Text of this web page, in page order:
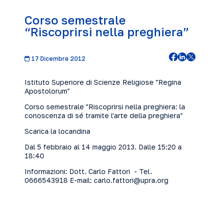
Corso semestrale
“Riscoprirsi nella preghiera”
17 Dicembre 2012
Istituto Superiore di Scienze Religiose "Regina
Apostolorum"
Corso semestrale "Riscoprirsi nella preghiera: la
conoscenza di sé tramite l'arte della preghiera"
Scarica la locandina
Dal 5 febbraio al 14 maggio 2013. Dalle 15:20 a
18:40
Informazioni: Dott. Carlo Fattori - Tel.
0666543918 E-mail: carlo.fattori@upra.org